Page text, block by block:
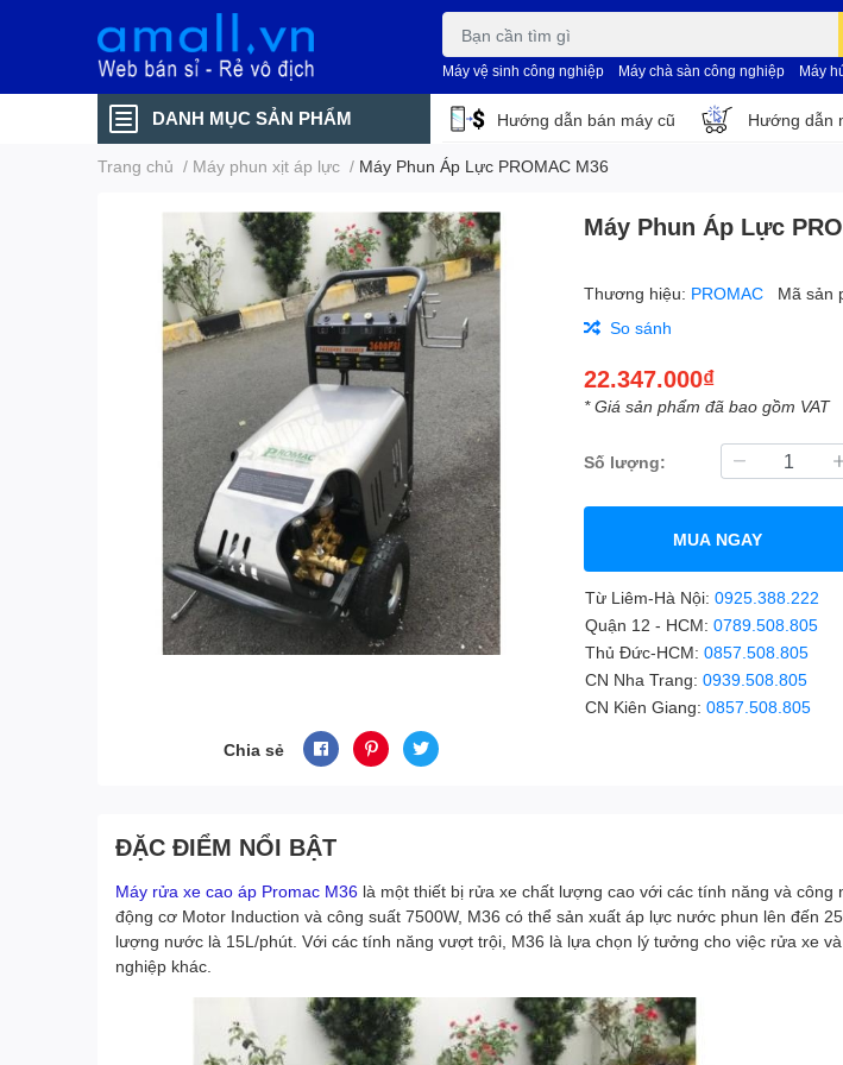
Máy vệ sinh công nghiệp Máy chà sàn công nghiệp Máy
DANH MỤC SẢN PHẨM Hướng dẫn bán máy cũ Hướng dẫn
Trang chủ / Máy phun xịt áp lực / Máy Phun Áp Lực PROMAC M36
Chia sẻ
Máy Phun Áp Lực
Thương hiệu: PROMAC Mã sản
So sánh
22.347.000₫
* Giá sản phẩm đã bao gồm VAT
Số lượng:
MUA NGAY
Từ Liêm-Hà Nội:0925.388.222
Quận 12 - HCM:0789.508.805
Thủ Đức-HCM:0857.508.805
CN Nha Trang:0939.508.805
CN Kiên Giang:0857.508.805
ĐẶC ĐIỂM NỔI BẬT
Máy rửa xe cao áp Promac M36 là một thiết bị rửa xe chất lượng cao với các tính năng và công
động cơ Motor Induction và công suất 7500W, M36 có thể sản xuất áp lực nước phun lên đến
lượng nước là 15L/phút. Với các tính năng vượt trội, M36 là lựa chọn lý tưởng cho việc rửa xe
nghiệp khác.